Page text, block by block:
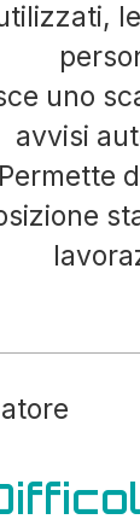
uno
avvisi
Permette